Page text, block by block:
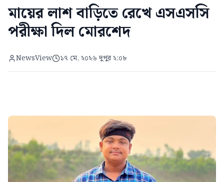
মায়ের লাশ বাড়িতে রেখে এসএসসি
পরীক্ষা দিল মোরশেদ
NewsView ১৭ মে, ২০২৬ দুপুর ২:০৮